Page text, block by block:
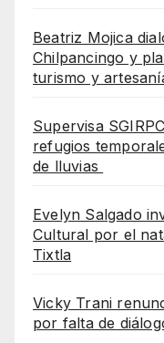
Beatriz Mojica
Chilpancingo y
turismo y
Supervisa
refugios
de lluvias
Evelyn Salgado
Cultural por el
Tixtla
Vicky Trani
por falta de